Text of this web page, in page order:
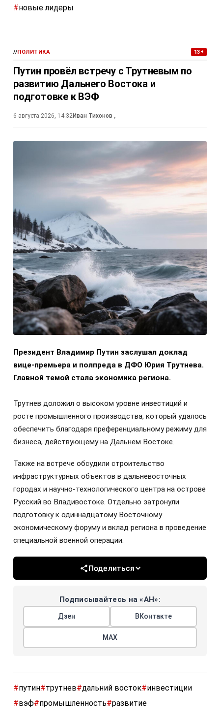
#новые лидеры
//ПОЛИТИКА 13+
Путин провёл встречу с Трутневым по
развитию Дальнего Востока и
подготовке к ВЭФ
6 августа 2026, 14:32Иван Тихонов ,
Президент Владимир Путин заслушал доклад
вице-премьера и полпреда в ДФО Юрия Трутнева.
Главной темой стала экономика региона.
Трутнев доложил о высоком уровне инвестиций и
росте промышленного производства, который удалось
обеспечить благодаря преференциальному режиму для
бизнеса, действующему на Дальнем Востоке.
Также на встрече обсудили строительство
инфраструктурных объектов в дальневосточных
городах и научно-технологического центра на острове
Русский во Владивостоке. Отдельно затронули
подготовку к одиннадцатому Восточному
экономическому форуму и вклад региона в проведение
специальной военной операции.
Поделиться
Подписывайтесь на «АН»:
Дзен ВКонтакте
МАХ
#путин#трутнев#дальний восток#инвестиции
#вэф#промышленность#развитие